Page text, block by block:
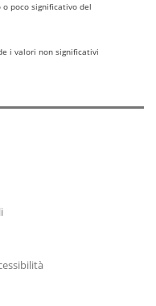
poco significativo del
i valori non significativi